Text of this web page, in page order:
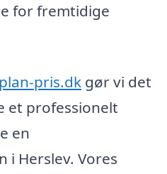
for fremtidige
pris.dk gør vi det
et professionelt
en
i Herslev. Vores